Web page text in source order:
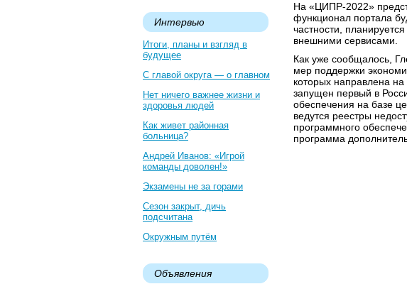
Интервью
Итоги, планы и взгляд в
будущее
С главой округа — о главном
Нет ничего важнее жизни и
здоровья людей
Как живет районная
больница?
Андрей Иванов: «Игрой
команды доволен!»
Экзамены не за горами
Сезон закрыт, дичь
подсчитана
Окружным путём
Объявления
На «ЦИПР-2022»
функционал портала
частности,
внешними сервисами.
Как уже сообщалось,
мер поддержки
которых направлена
запущен первый в
обеспечения на базе
ведутся реестры
программного
программа